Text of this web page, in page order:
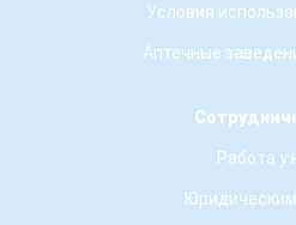
Условия
Аптечные
Работа у